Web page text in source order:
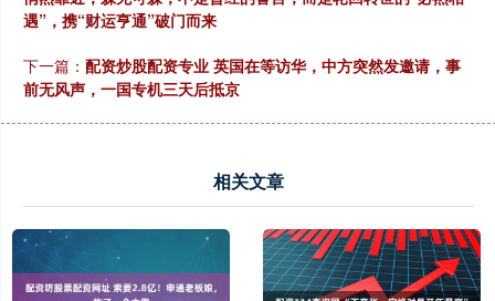
遇”，携“财运亨通”破门而来
下一篇： 配资炒股配资专业 英国在等访华，中方突然发邀请，事
前无风声，一国专机三天后抵京
相关文章